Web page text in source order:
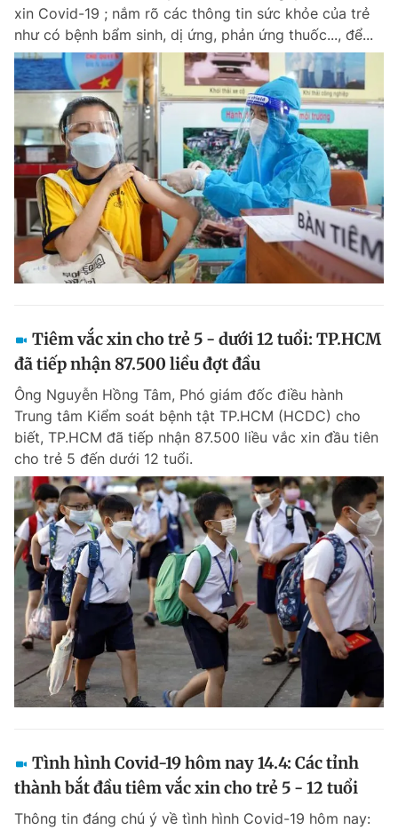
xin Covid-19 ; nắm rõ các thông tin sức khỏe của trẻ
như có bệnh bẩm sinh, dị ứng, phản ứng thuốc..., để...
Tiêm vắc xin cho trẻ 5 - dưới 12 tuổi: TP.HCM
đã tiếp nhận 87.500 liều đợt đầu
Ông Nguyễn Hồng Tâm, Phó giám đốc điều hành
Trung tâm Kiểm soát bệnh tật TP.HCM (HCDC) cho
biết, TP.HCM đã tiếp nhận 87.500 liều vắc xin đầu tiên
cho trẻ 5 đến dưới 12 tuổi.
Tình hình Covid-19 hôm nay 14.4: Các tỉnh
thành bắt đầu tiêm vắc xin cho trẻ 5 - 12 tuổi
Thông tin đáng chú ý về tình hình Covid-19 hôm nay: